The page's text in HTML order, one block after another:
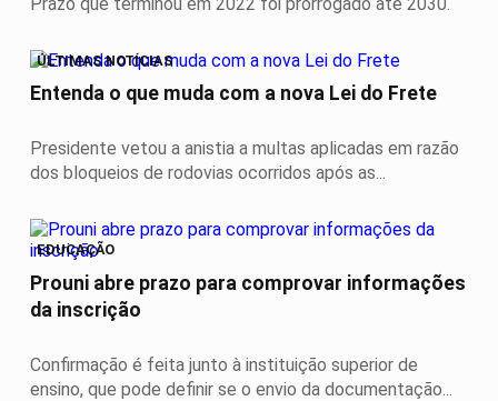
ÚLTIMAS NOTÍCIAS
Entenda o que muda com a nova Lei do Frete
Presidente vetou a anistia a multas aplicadas em razão
dos bloqueios de rodovias ocorridos após as...
EDUCAÇÃO
Prouni abre prazo para comprovar informações
da inscrição
Confirmação é feita junto à instituição superior de
ensino, que pode definir se o envio da documentação...